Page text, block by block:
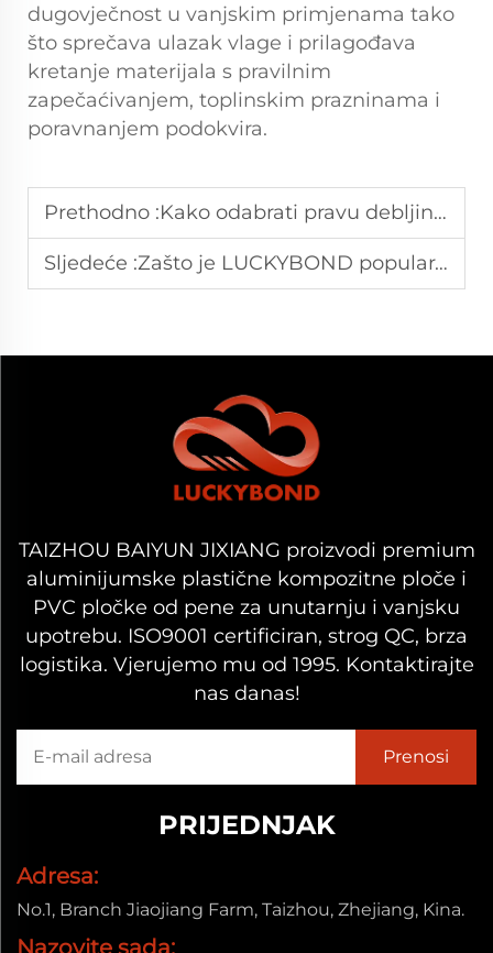
dugovječnost u vanjskim primjenama tako
što sprečava ulazak vlage i prilagođava
kretanje materijala s pravilnim
zapečaćivanjem, toplinskim prazninama i
poravnanjem podokvira.
Prethodno :Kako odabrati pravu debljinu LUCKYBOND PVC ploče za svoj projekt?
Sljedeće :Zašto je LUCKYBOND popularan izbor za renoviranje fasada?
TAIZHOU BAIYUN JIXIANG proizvodi premium
aluminijumske plastične kompozitne ploče i
PVC pločke od pene za unutarnju i vanjsku
upotrebu. ISO9001 certificiran, strog QC, brza
logistika. Vjerujemo mu od 1995. Kontaktirajte
nas danas!
PRIJEDNJAK
Adresa:
No.1, Branch Jiaojiang Farm, Taizhou, Zhejiang, Kina.
Nazovite sada: